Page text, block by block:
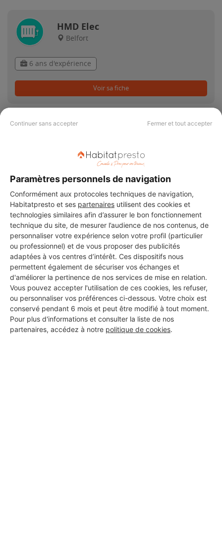
Continuer sans accepter Fermer et tout accepter
Paramètres personnels de navigation
Conformément aux protocoles techniques de navigation,
Habitatpresto et ses partenaires utilisent des cookies et
technologies similaires afin d’assurer le bon fonctionnement
technique du site, de mesurer l’audience de nos contenus, de
personnaliser votre expérience selon votre profil (particulier
ou professionnel) et de vous proposer des publicités
adaptées à vos centres d’intérêt. Ces dispositifs nous
permettent également de sécuriser vos échanges et
d'améliorer la pertinence de nos services de mise en relation.
Vous pouvez accepter l'utilisation de ces cookies, les refuser,
ou personnaliser vos préférences ci-dessous. Votre choix est
conservé pendant 6 mois et peut être modifié à tout moment.
Pour plus d'informations et consulter la liste de nos
partenaires, accédez à notre politique de cookies.
HMD Elec
Belfort
6 ans d'expérience
Voir sa fiche
PAS LE TEMPS DE
CHERCHER ?
Vous souhaitez réaliser des travaux et ne savez quel professionnel
choisir ? Demandez des devis travauxauprès de notre réseau de 5 000
professionnels partout en France.
DEMANDER UN DEVIS